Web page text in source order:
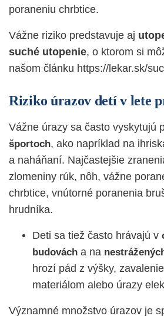
poraneniu chrbtice.
Vážne riziko predstavuje aj
suché utopenie, o ktorom si
našom článku https://lekar.sk/
Riziko úrazov detí v lete
Vážne úrazy sa často vyskytujú
športoch, ako napríklad na
a naháňaní. Najčastejšie
zlomeniny rúk, nôh, vážne
chrbtice, vnútorné poranenia
hrudníka.
Deti sa tiež často hrávajú v
budovách a na
hrozí pád z výšky,
materiálom alebo úrazy
Významné množstvo úrazov je